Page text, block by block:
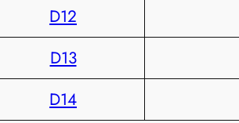
D12
D13
D14